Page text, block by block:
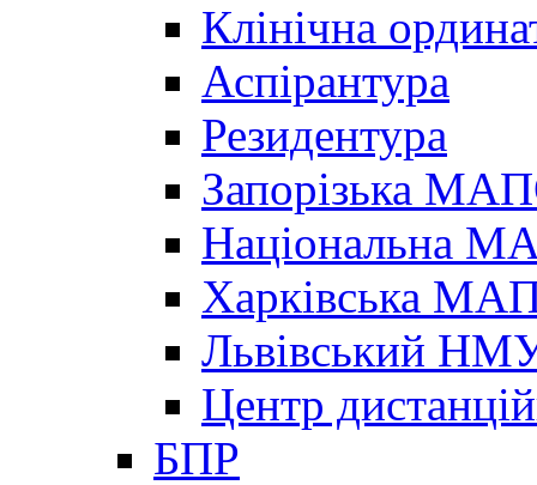
Клінічна
Аспірантура
Резидентура
Запорізька
Національна
Харківська
Львівський
Центр
БПР